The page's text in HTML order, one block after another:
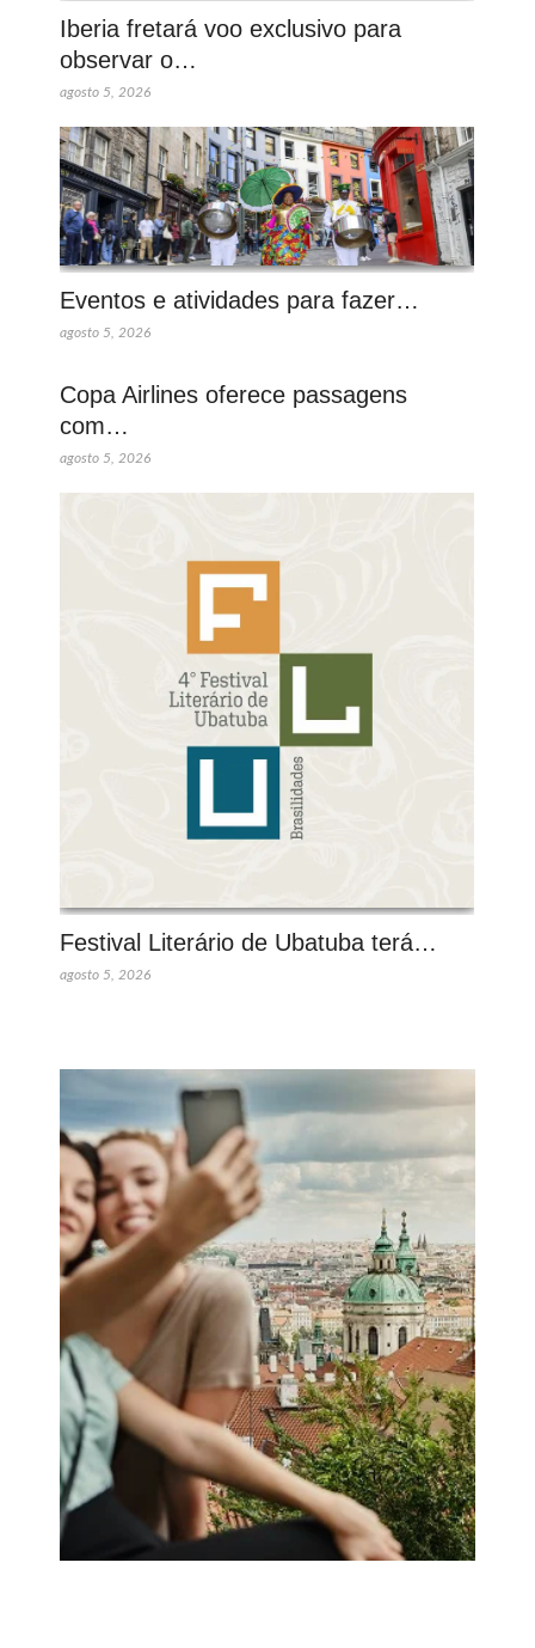
Iberia fretará voo exclusivo para
observar o…
agosto 5, 2026
Eventos e atividades para fazer…
agosto 5, 2026
Copa Airlines oferece passagens
com…
agosto 5, 2026
Festival Literário de Ubatuba terá…
agosto 5, 2026